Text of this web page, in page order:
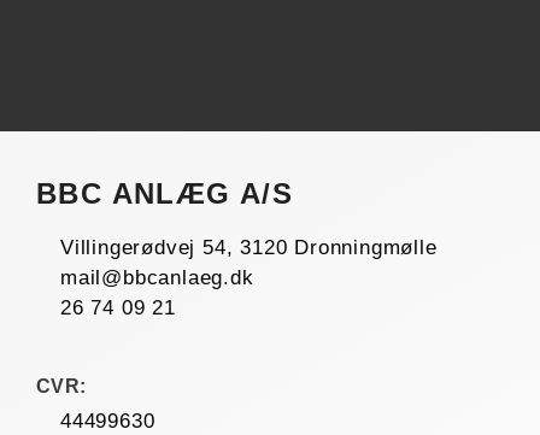
BBC ANLÆG A/S
Villingerødvej 54, 3120 Dronningmølle
mail@bbcanlaeg.dk
26 74 09 21
CVR:
44499630